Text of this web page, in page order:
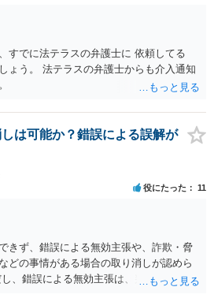
すでに法テラスの弁護士に 依頼してる
ょう。 法テラスの弁護士からも介入通知
は可能か？錯誤による誤解が
役にたった 11
きず、錯誤による無効主張や、詐欺・脅
どの事情がある場合の取り消しが認めら
、錯誤による無効主張は、判例によれ